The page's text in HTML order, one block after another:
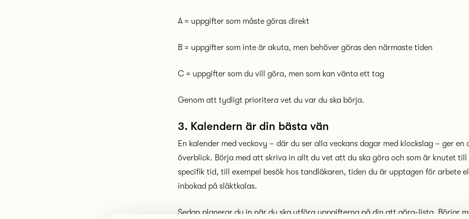
A = uppgifter som måste göras direkt
B = uppgifter som inte är akuta, men behöver göras den närmaste tiden
C = uppgifter som du vill göra, men som kan vänta ett tag
Genom att tydligt prioritera vet du var du ska börja.
3. Kalendern är din bästa vän
En kalender med veckovy – där du ser alla veckans dagar med klockslag – ger en
överblick. Börja med att skriva in allt du vet att du ska göra och som är knutet till
specifik tid, till exempel besök hos tandläkaren, tiden du är upptagen för arbete
inbokad på släktkalas.
Sedan planerar du in när du ska utföra uppgifterna på din att göra-lista. Börjar